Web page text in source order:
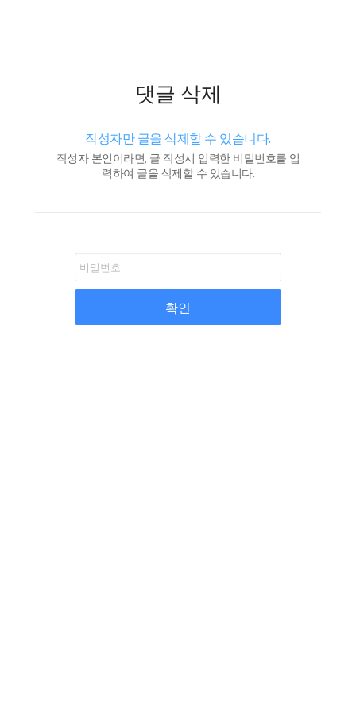
댓글 삭제
작성자만 글을 삭제할 수 있습니다.
작성자 본인이라면, 글 작성시 입력한 비밀번호를 입
력하여 글을 삭제할 수 있습니다.